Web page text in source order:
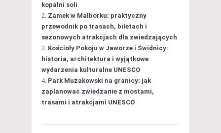
kopalni soli
Zamek w Malborku: praktyczny
przewodnik po trasach, biletach i
sezonowych atrakcjach dla zwiedzających
Kościoły Pokoju w Jaworze i Świdnicy:
historia, architektura i wyjątkowe
wydarzenia kulturalne UNESCO
Park Mużakowski na granicy: jak
zaplanować zwiedzanie z mostami,
trasami i atrakcjami UNESCO